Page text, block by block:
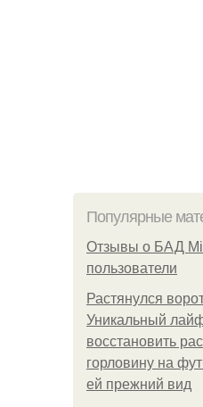
Популярные
Отзывы о БАД
пользователи
Растянулся
Уникальный
восстановить
горловину на
ей прежний вид